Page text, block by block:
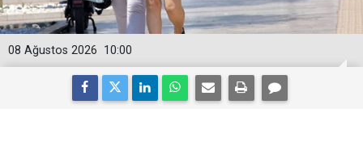
10:00
08 Ağustos 2026